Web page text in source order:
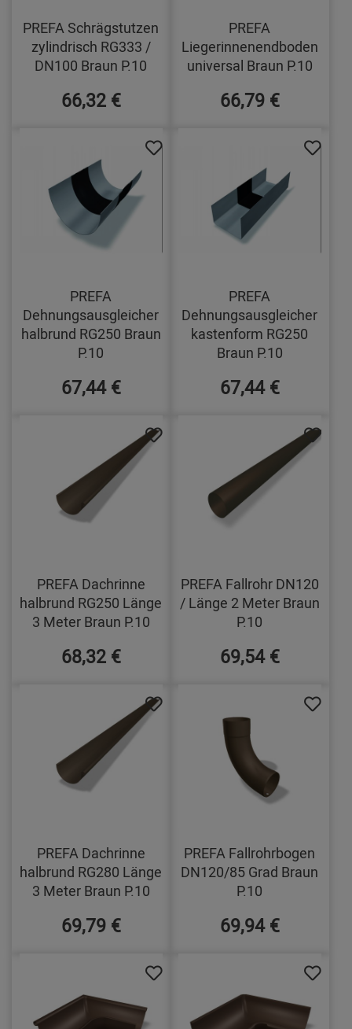
PREFA Schrägstutzen
zylindrisch RG333 /
DN100 Braun P.10
66,32 €
PREFA
Liegerinnenendboden
universal Braun P.10
66,79 €
PREFA
Dehnungsausgleicher
halbrund RG250 Braun
P.10
67,44 €
PREFA
Dehnungsausgleicher
kastenform RG250
Braun P.10
67,44 €
PREFA Dachrinne
halbrund RG250 Länge
3 Meter Braun P.10
68,32 €
PREFA Fallrohr DN120
/ Länge 2 Meter Braun
P.10
69,54 €
PREFA Dachrinne
halbrund RG280 Länge
3 Meter Braun P.10
69,79 €
PREFA Fallrohrbogen
DN120/85 Grad Braun
P.10
69,94 €